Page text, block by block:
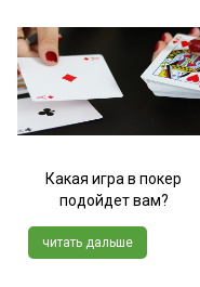
Какая игра в покер
подойдет вам?
читать дальше